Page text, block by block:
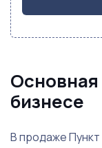
бизнесе
В продаже Пункт